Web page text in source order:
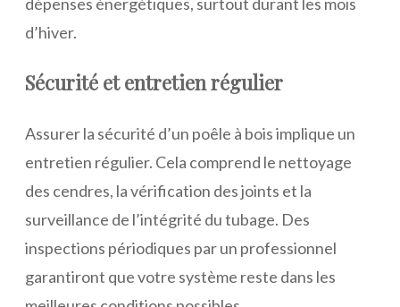
d’hiver.
Sécurité et entretien régulier
Assurer la sécurité d’un poêle à bois implique un
entretien régulier. Cela comprend le nettoyage
des cendres, la vérification des joints et la
surveillance de l’intégrité du tubage. Des
inspections périodiques par un professionnel
garantiront que votre système reste dans les